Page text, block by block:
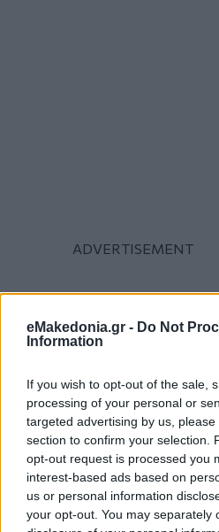
eMakedonia.gr - Do Not
Information
If you wish to opt-out of the sale,
processing of your personal or
targeted advertising by us,
section to confirm your selection.
opt-out request is processed you
interest-based ads based on
us or personal information
your opt-out. You may separately